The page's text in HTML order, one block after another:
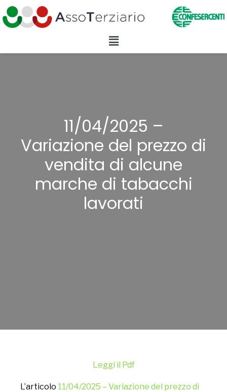
11/04/2025 –
Variazione del prezzo di
vendita di alcune
marche di tabacchi
lavorati
Leggi il Pdf
L’articolo 11/04/2025 – Variazione del prezzo di